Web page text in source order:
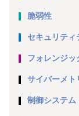
脆弱性
セキュリティ
フォレンジッ
サイバーメト
制御システム